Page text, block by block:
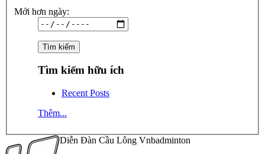
Mới hơn ngày:
Tìm kiếm hữu ích
Recent Posts
Thêm...
Diễn Đàn Cầu Lông Vnbadminton